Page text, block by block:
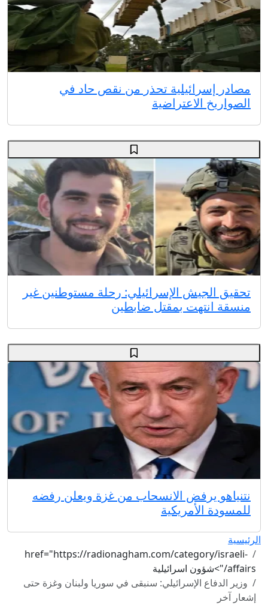
مصادر إسرائيلية تحذر من نقص حاد في
الصواريخ الاعتراضية
تحقيق الجيش الإسرائيلي: رحلة مستوطنين غير
منسقة انتهت بمقتل ضابطين
نتنياهو يرفض الانسحاب من غزة ويعلن رفضه
للمسودة الأمريكية
الرئيسية
href="https://radionagham.com/category/israeli-
affairs/">شؤون اسرائيلية
وزير الدفاع الإسرائيلي: سنبقى في سوريا ولبنان وغزة حتى
إشعار آخر